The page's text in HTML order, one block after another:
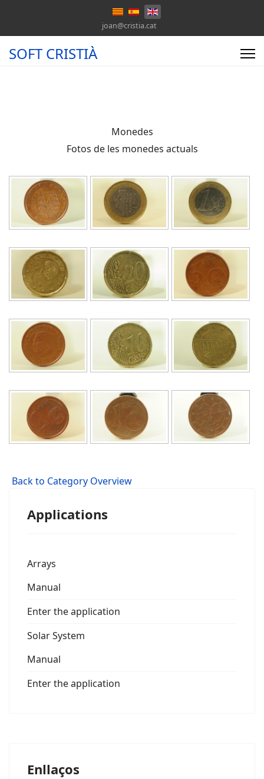
joan@cristia.cat
SOFT CRISTIÀ
Monedes
Fotos de les monedes actuals
Back to Category Overview
Applications
Arrays
Manual
Enter the application
Solar System
Manual
Enter the application
Enllaços